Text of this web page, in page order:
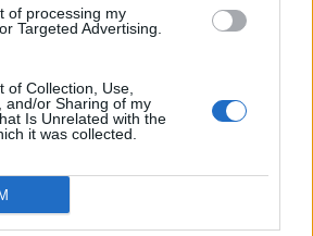
of processing my
Targeted Advertising.
of Collection, Use,
and/or Sharing of my
Is Unrelated with the
it was collected.